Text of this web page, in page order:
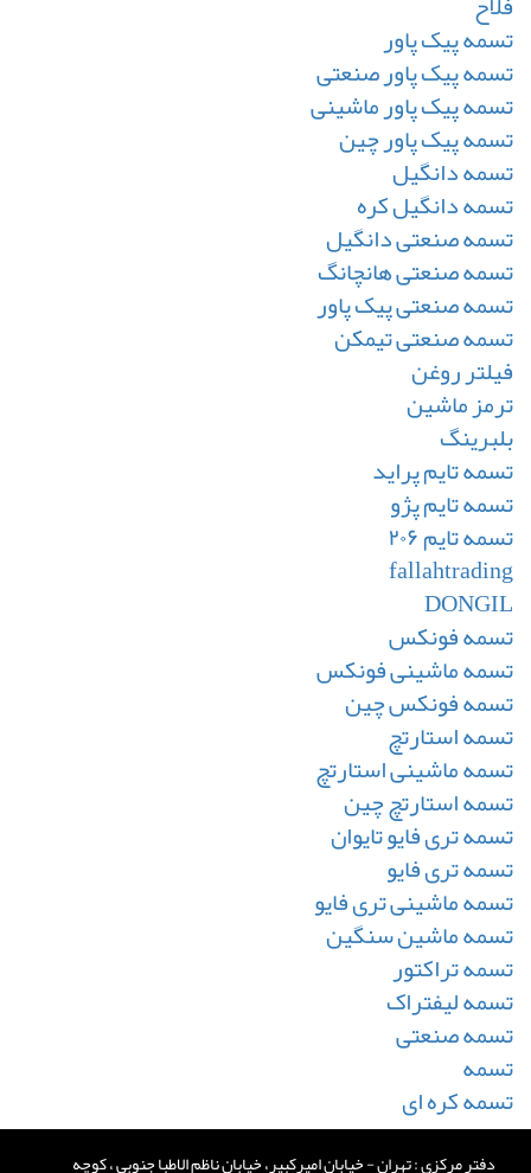
تسمه پیک پاور
تسمه پیک پاور صنعتی
تسمه پیک پاور ماشینی
تسمه پیک پاور چین
تسمه دانگیل
تسمه دانگیل کره
تسمه صنعتی دانگیل
تسمه صنعتی هانچانگ
تسمه صنعتی پیک پاور
تسمه صنعتی تیمکن
فیلتر روغن
ترمز ماشین
بلبرینگ
تسمه تایم پراید
تسمه تایم پژو
تسمه تایم ۲۰۶
fallahtrading
DONGIL
تسمه فونکس
تسمه ماشینی فونکس
تسمه فونکس چین
تسمه استارتچ
تسمه ماشینی استارتچ
تسمه استارتچ چین
تسمه تری فایو تایوان
تسمه تری فایو
تسمه ماشینی تری فایو
تسمه ماشین سنگین
تسمه تراکتور
تسمه لیفتراک
تسمه صنعتی
تسمه
تسمه کره ای
دفتر مرکزی : تهران - خیابان امیرکبیر، خیابان ناظم الاطبا جنوبی ، کوچه